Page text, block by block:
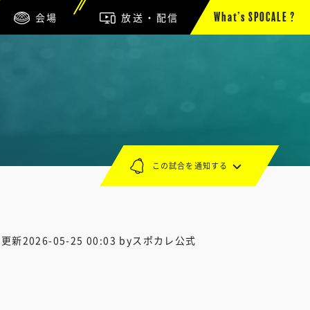
会場 放送・配信 What’s SPOCALE ?
新2026-05-25 00:03 byスポカレ公式
この試合を通知する